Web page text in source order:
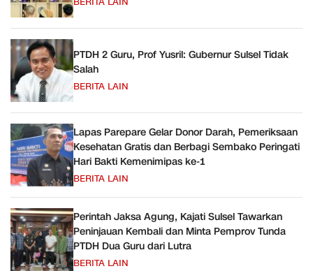
PTDH 2 Guru, Prof Yusril: Gubernur Sulsel Tidak
Salah
BERITA LAIN
Lapas Parepare Gelar Donor Darah, Pemeriksaan
Kesehatan Gratis dan Berbagi Sembako Peringati
Hari Bakti Kemenimipas ke-1
BERITA LAIN
Perintah Jaksa Agung, Kajati Sulsel Tawarkan
Peninjauan Kembali dan Minta Pemprov Tunda
PTDH Dua Guru dari Lutra
BERITA LAIN